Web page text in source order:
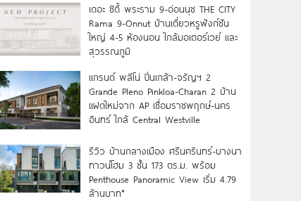
เดอะ ซิตี้ พระราม 9-อ่อนนุช THE CITY
Rama 9-Onnut บ้านเดี่ยวหรูฟังก์ชัน
ใหญ่ 4-5 ห้องนอน ใกล้มอเตอร์เวย์ และ
สุวรรณภูมิ
แกรนด์ พลีโน่ ปิ่นเกล้า-จรัญฯ 2
Grande Pleno Pinkloa-Charan 2 บ้าน
แฝดใหม่จาก AP เชื่อมราชพฤกษ์-นคร
อินทร์ ใกล้ Central Westville
รีวิว บ้านกลางเมือง ศรีนครินทร์-บางนา
ทาวน์โฮม 3 ชั้น 173 ตร.ม. พร้อม
Penthouse Panoramic View เริ่ม 4.79
ล้านบาท*